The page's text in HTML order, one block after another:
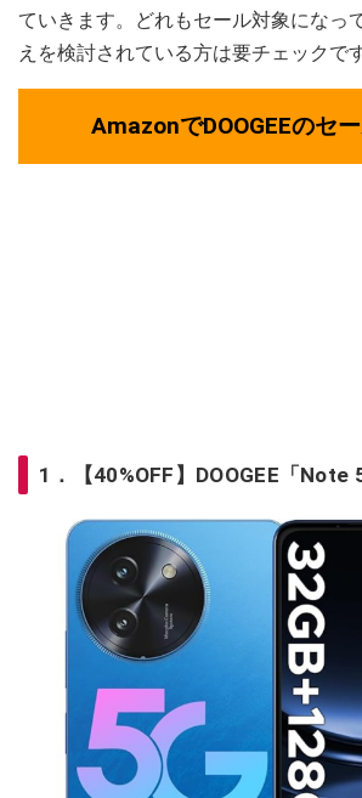
ていきます。どれもセール対象になっ
えを検討されている方は要チェックで
AmazonでDOOGEEのセ
1．【40%OFF】DOOGEE「Note